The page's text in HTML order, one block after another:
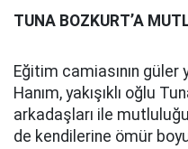
TUNA BOZKURT’A
Eğitim camiasının
Hanım, yakışıklı oğlu
arkadaşları ile
de kendilerine ömür